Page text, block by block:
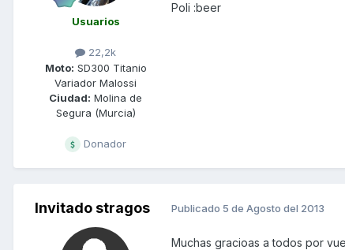
Usuarios
22,2k
Moto: SD300 Titanio
Variador Malossi
Ciudad: Molina de
Segura (Murcia)
Donador
Poli :beer
Invitado stragos Publicado 5 de Agosto del 2013
Muchas gracioas a todos por